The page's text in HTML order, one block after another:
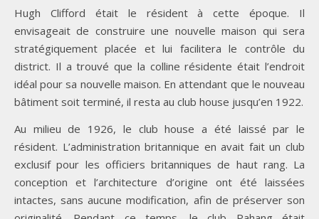
Hugh Clifford était le résident à cette époque. Il
envisageait de construire une nouvelle maison qui sera
stratégiquement placée et lui facilitera le contrôle du
district. Il a trouvé que la colline résidente était l’endroit
idéal pour sa nouvelle maison. En attendant que le nouveau
bâtiment soit terminé, il resta au club house jusqu’en 1922.
Au milieu de 1926, le club house a été laissé par le
résident. L’administration britannique en avait fait un club
exclusif pour les officiers britanniques de haut rang. La
conception et l’architecture d’origine ont été laissées
intactes, sans aucune modification, afin de préserver son